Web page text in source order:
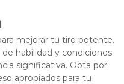
mejorar tu tiro potente.
habilidad y condiciones
significativa. Opta por
apropiados para tu